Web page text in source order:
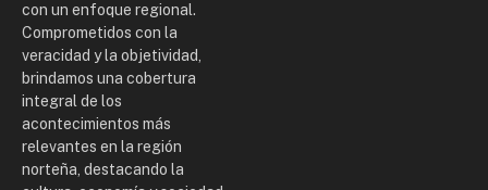
con un enfoque regional.
Comprometidos con la
veracidad y la objetividad,
brindamos una cobertura
integral de los
acontecimientos más
relevantes en la región
norteña, destacando la